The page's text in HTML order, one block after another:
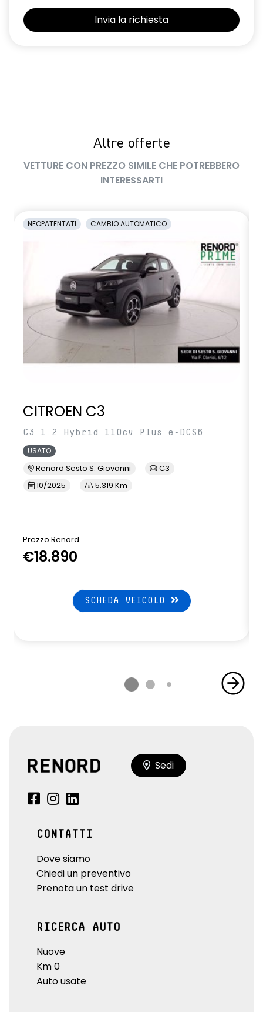
Selleria Stepway in tessuto blu e nero
Volante regolabile in altezza e profondità
Altre offerte
VETTURE CON PREZZO SIMILE CHE POTREBBERO
INTERESSARTI
NEOPATENTATI CAMBIO AUTOMATICO
CITROEN C3
C3 1.2 Hybrid 110cv Plus e-DCS6
USATO
Renord Sesto S. Giovanni
C3
10/2025
5.319 Km
Prezzo Renord
€18.890
SCHEDA VEICOLO
Sedi
CONTATTI
Dove siamo
Chiedi un preventivo
Prenota un test drive
RICERCA AUTO
Nuove
Km 0
Auto usate